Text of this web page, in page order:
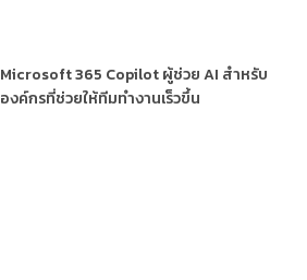
Microsoft 365 Copilot ผู้ช่วย AI สำหรับ
องค์กรที่ช่วยให้ทีมทำงานเร็วขึ้น